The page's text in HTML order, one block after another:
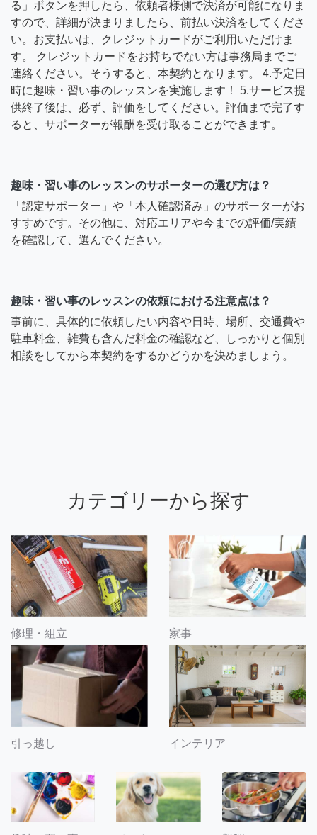
る」ボタンを押したら、依頼者様側で決済が可能になりま
すので、詳細が決まりましたら、前払い決済をしてくださ
い。お支払いは、クレジットカードがご利用いただけま
す。 クレジットカードをお持ちでない方は事務局までご
連絡ください。そうすると、本契約となります。 4.予定日
時に趣味・習い事のレッスンを実施します！ 5.サービス提
供終了後は、必ず、評価をしてください。評価まで完了す
ると、サポーターが報酬を受け取ることができます。
趣味・習い事のレッスンのサポーターの選び方は？
「認定サポーター」や「本人確認済み」のサポーターがお
すすめです。その他に、対応エリアや今までの評価/実績
を確認して、選んでください。
趣味・習い事のレッスンの依頼における注意点は？
事前に、具体的に依頼したい内容や日時、場所、交通費や
駐車料金、雑費も含んだ料金の確認など、しっかりと個別
相談をしてから本契約をするかどうかを決めましょう。
カテゴリーから探す
修理・組立 家事
引っ越し インテリア